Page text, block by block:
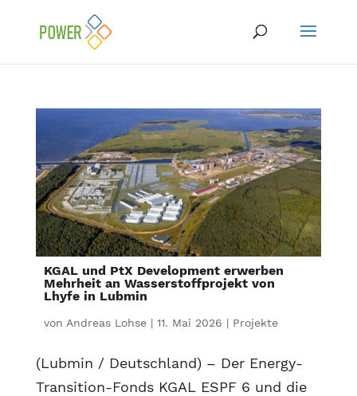
KGAL und PtX Development erwerben
Mehrheit an Wasserstoffprojekt von
Lhyfe in Lubmin
von Andreas Lohse| 11. Mai 2026 | Projekte
(Lubmin / Deutschland) – Der Energy-
Transition-Fonds KGAL ESPF 6 und die